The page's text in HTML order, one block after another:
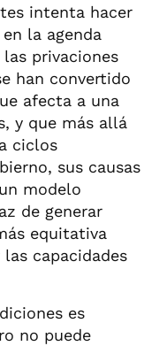
intenta hacer
la agenda
privaciones
han convertido
afecta a una
y que más allá
ciclos
sus causas
modelo
de generar
equitativa
capacidades
es
no puede